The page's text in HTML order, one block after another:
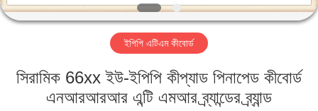
কারখানা
ইপিপি এটিএম কীবোর্ড
সিরামিক 66xx ইউ-ইপিপি কীপ্যাড পিনাপেড কীবোর্ড
এনআরআরআর এন্টি এমআর ব্র্যান্ডের ব্র্যান্ড